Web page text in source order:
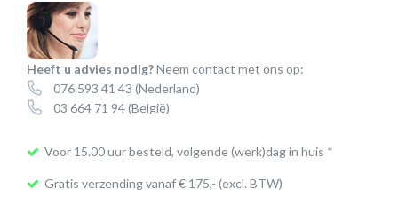
Heeft u advies nodig?Neem contact met ons op:
076 593 41 43 (Nederland)
03 664 71 94(België)
Voor 15.00 uur besteld, volgende (werk)dag in huis *
Gratis verzending vanaf € 175,- (excl. BTW)